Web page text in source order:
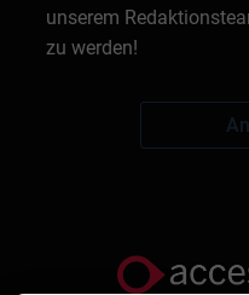
unserem
zu werden!